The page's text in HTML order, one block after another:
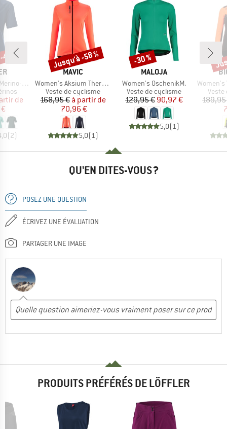
Comfort Fit
réduit
de
(2)
%
MARQUE
MAVIC
Article
Women's Aksium Thermo Jacket
Product group
Veste de cyclisme
Prix
168,95 € Prix réduit
à partir de
70,96 €
5,0(1)
Remise
Jusqu'à -58 %
MARQUE
MALOJA
Article
Women's OschenikM.
Product group
Veste de cyclisme
Prix
129,95 €Prix réduit
90,97 €
5,0(1)
Remise
-30 %
Article
Women's Vesper
Veste
QU'EN DITES-VOUS ?
POSEZ UNE QUESTION
ÉCRIVEZ UNE ÉVALUATION
PARTAGER UNE IMAGE
PRODUITS PRÉFÉRÉS DE LÖFFLER